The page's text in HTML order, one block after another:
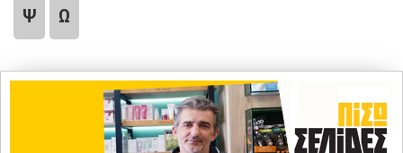
Ψ Ω